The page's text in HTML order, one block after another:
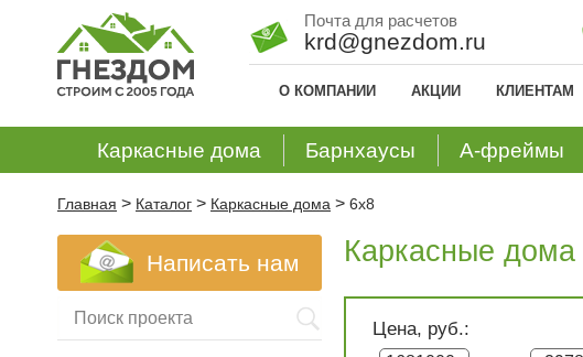
Почта для расчетов
krd@gnezdom.ru
О КОМПАНИИ АКЦИИ КЛИЕНТАМ
Каркасные дома Барнхаусы А-фреймы
Главная > Каталог > Каркасные дома > 6x8
Каркасные дома
Цена, руб.:
Написать нам